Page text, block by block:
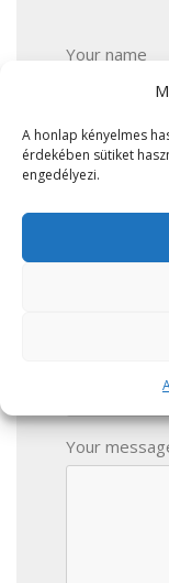
A honlap kényelmes
érdekében sütiket
engedélyezi.
Your name
Your email
Company
Your